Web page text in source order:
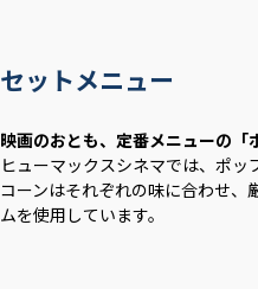
セットメニュー
映画のおとも、定番メニューの「
ヒューマックスシネマでは、ポッ
コーンはそれぞれの味に合わせ、
ムを使用しています。